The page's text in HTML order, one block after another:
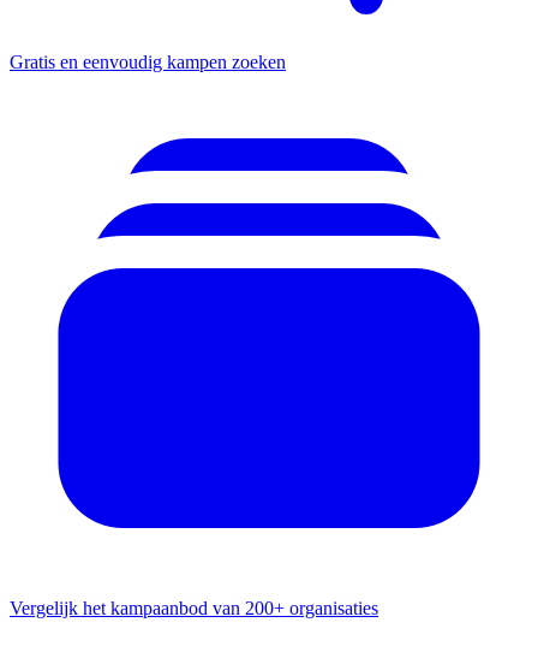
Gratis en eenvoudig kampen zoeken
Vergelijk het kampaanbod van 200+ organisaties